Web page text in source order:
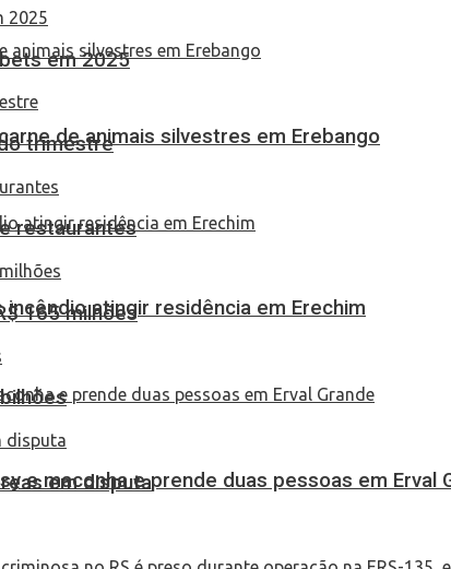
de animais silvestres em Erebango
atingir residência em Erechim
e maconha e prende duas pessoas em Erval
em 2025
trimestre
restaurantes
165 milhões
em disputa